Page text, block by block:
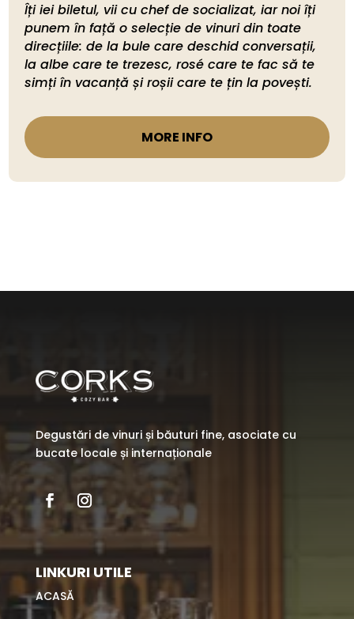
Îți iei biletul, vii cu chef de socializat, iar noi îți
punem în față o selecție de vinuri din toate
direcțiile: de la bule care deschid conversații,
la albe care te trezesc, rosé care te fac să te
simți în vacanță și roșii care te țin la povești.
MORE INFO
Degustări de vinuri și băuturi fine, asociate cu
bucate locale și internaționale
LINKURI UTILE
ACASĂ